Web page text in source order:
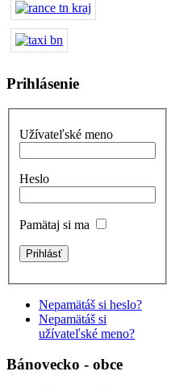
Prihlásenie
Užívateľské meno
Heslo
Pamätaj si ma
Nepamätáš si heslo?
Nepamätáš si
užívateľské meno?
Bánovecko - obce